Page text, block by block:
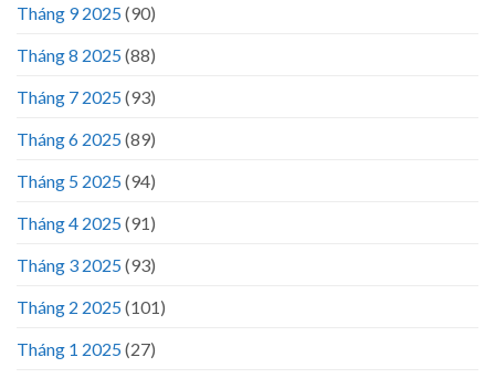
Tháng 9 2025(90)
Tháng 8 2025(88)
Tháng 7 2025(93)
Tháng 6 2025(89)
Tháng 5 2025(94)
Tháng 4 2025(91)
Tháng 3 2025(93)
Tháng 2 2025(101)
Tháng 1 2025(27)